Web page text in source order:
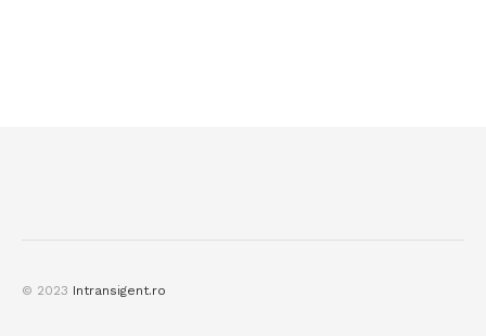
© 2023 Intransigent.ro